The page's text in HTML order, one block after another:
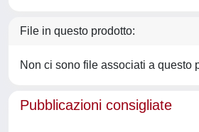
File in questo prodotto:
Non ci sono file associati a questo
Pubblicazioni consigliate